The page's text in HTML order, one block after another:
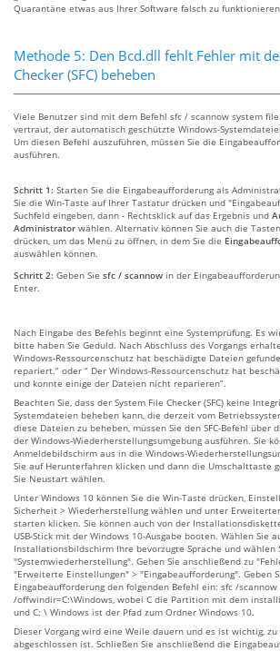
Quarantäne etwas aus Ihrer Software falsch zu
Methode 5: Den Bcd.dll fehlt Fehler mit
Checker (SFC) beheben
Viele Benutzer sind mit dem Befehl sfc / scannow system
vertraut, der automatisch geschützte Windows-
Um diesen Befehl auszuführen, müssen Sie die
ausführen.
Schritt 1: Starten Sie die Eingabeaufforderung als
Sie die Win-Taste auf Ihrer Tastatur drücken und
Suchfeld eingeben, dann - Rechtsklick auf das Ergebnis und
Administrator wählen. Alternativ können Sie auch die
drücken, um das Menü zu öffnen, in dem Sie die
auswählen können.
Schritt 2: Geben Sie sfc / scannow in der
Enter.
Nach Eingabe des Befehls beginnt eine Systemprüfung. Es
bitte haben Sie Geduld. Nach Abschluss des Vorgangs
Windows-Ressourcenschutz hat beschädigte Dateien
repariert.” oder “ Der Windows-Ressourcenschutz hat
und konnte einige der Dateien nicht reparieren”.
Beachten Sie, dass der System File Checker (SFC) keine
Systemdateien beheben kann, die derzeit vom
diese Dateien zu beheben, müssen Sie den SFC-Befehl über
der Windows-Wiederherstellungsumgebung ausführen. Sie
Anmeldebildschirm aus in die Windows-
Sie auf Herunterfahren klicken und dann die Umschalttaste
Sie Neustart wählen.
Unter Windows 10 können Sie die Win-Taste drücken,
Sicherheit > Wiederherstellung wählen und unter
starten klicken. Sie können auch von der
USB-Stick mit der Windows 10-Ausgabe booten. Wählen Sie
Installationsbildschirm Ihre bevorzugte Sprache und wählen
"Systemwiederherstellung". Gehen Sie anschließend zu
"Erweiterte Einstellungen" > "Eingabeaufforderung". Geben
Eingabeaufforderung den folgenden Befehl ein: sfc /
/offwindir=C:\Windows, wobei C die Partition mit dem
und C: \ Windows ist der Pfad zum Ordner Windows 10.
Dieser Vorgang wird eine Weile dauern und es ist wichtig,
abgeschlossen ist. Schließen Sie anschließend die